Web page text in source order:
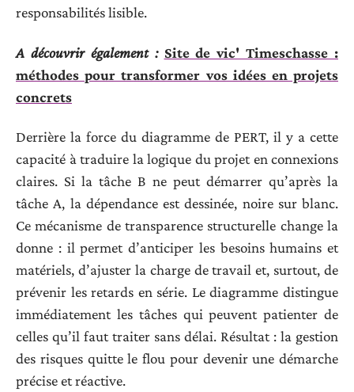
responsabilités lisible.
A découvrir également : Site de vic' Timeschasse :
méthodes pour transformer vos idées en projets
concrets
Derrière la force du diagramme de PERT, il y a cette
capacité à traduire la logique du projet en connexions
claires. Si la tâche B ne peut démarrer qu’après la
tâche A, la dépendance est dessinée, noire sur blanc.
Ce mécanisme de transparence structurelle change la
donne : il permet d’anticiper les besoins humains et
matériels, d’ajuster la charge de travail et, surtout, de
prévenir les retards en série. Le diagramme distingue
immédiatement les tâches qui peuvent patienter de
celles qu’il faut traiter sans délai. Résultat : la gestion
des risques quitte le flou pour devenir une démarche
précise et réactive.